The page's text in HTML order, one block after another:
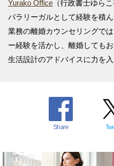
Yurako Office （行政書士ゆら
パラリーガルとして経験を積
業務の離婚カウンセリングで
ー経験を活かし、離婚しても
生活設計のアドバイスに力を入
Share